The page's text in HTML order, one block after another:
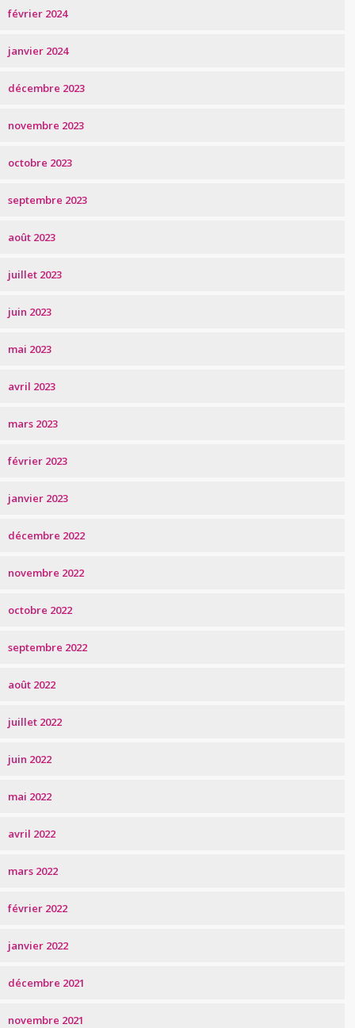
février 2024
janvier 2024
décembre 2023
novembre 2023
octobre 2023
septembre 2023
août 2023
juillet 2023
juin 2023
mai 2023
avril 2023
mars 2023
février 2023
janvier 2023
décembre 2022
novembre 2022
octobre 2022
septembre 2022
août 2022
juillet 2022
juin 2022
mai 2022
avril 2022
mars 2022
février 2022
janvier 2022
décembre 2021
novembre 2021